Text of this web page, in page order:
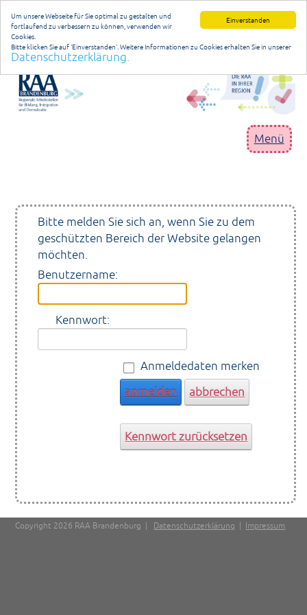
Einverstanden
Um unsere Webseite für Sie optimal zu gestalten und
fortlaufend zu verbessern zu können, verwenden wir
Cookies.
Bitte klicken Sie auf 'Einverstanden'. Weitere Informationen zu Cookies erhalten Sie in unserer
Datenschutzerklärung.
Datenschutzerklärung anmelden
Menü
Niederlassungen
Publikationen/Materialien
Der Trägerverein
Bitte melden Sie sich an, wenn Sie zu dem
geschützten Bereich der Website gelangen
möchten.
Benutzername:
Kennwort:
Anmeldedaten merken
anmelden
abbrechen
Kennwort zurücksetzen
Copyright 2026 RAA Brandenburg Datenschutzerklärung Impressum